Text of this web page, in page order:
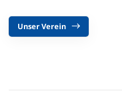
Unser Verein